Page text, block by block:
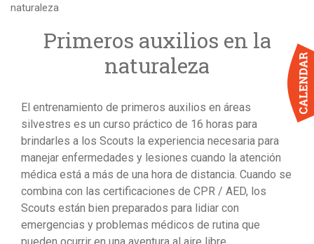
naturaleza
Primeros auxilios en la
naturaleza
El entrenamiento de primeros auxilios en áreas
silvestres es un curso práctico de 16 horas para
brindarles a los Scouts la experiencia necesaria para
manejar enfermedades y lesiones cuando la atención
médica está a más de una hora de distancia. Cuando se
combina con las certificaciones de CPR / AED, los
Scouts están bien preparados para lidiar con
emergencias y problemas médicos de rutina que